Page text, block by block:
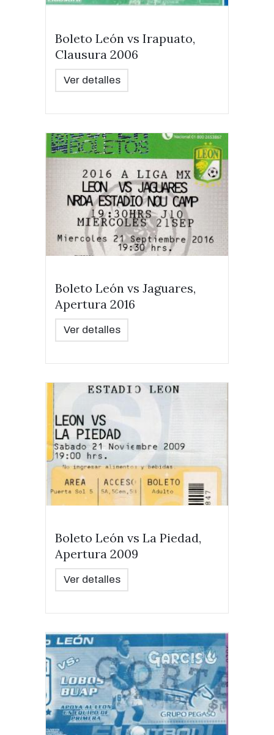
Boleto León vs Irapuato,
Clausura 2006
Ver detalles
Boleto León vs Jaguares,
Apertura 2016
Ver detalles
Boleto León vs La Piedad,
Apertura 2009
Ver detalles